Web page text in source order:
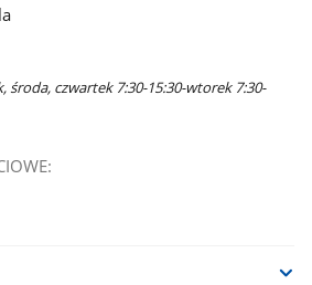
środa, czwartek 7:30-15:30-wtorek 7:30-